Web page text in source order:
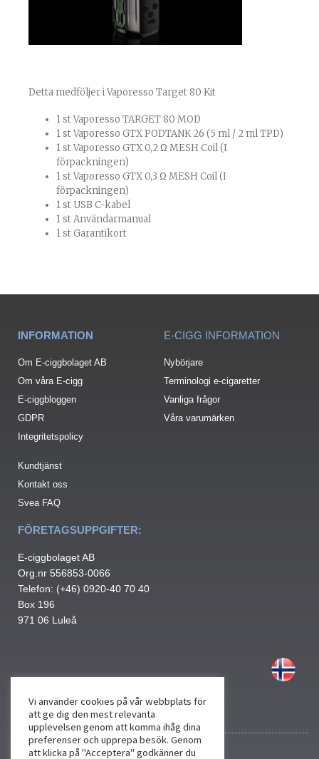
Detta medföljer i Vaporesso Target 80 Kit
1 st Vaporesso TARGET 80 MOD
1 st Vaporesso GTX PODTANK 26 (5 ml / 2 ml TPD)
1 st Vaporesso GTX 0,2 Ω MESH Coil (I
förpackningen)
1 st Vaporesso GTX 0,3 Ω MESH Coil (I
förpackningen)
1 st USB C-kabel
1 st Användarmanual
1 st Garantikort
INFORMATION
Om E-ciggbolaget AB
Om våra E-cigg
E-ciggbloggen
GDPR
Integritetspolicy
Kundtjänst
Kontakt oss
Svea FAQ
E-CIGG INFORMATION
Nybörjare
Terminologi e-cigaretter
Vanliga frågor
Våra varumärken
FÖRETAGSUPPGIFTER:
E-ciggbolaget AB
Org.nr 556853-0066
Telefon: (+46) 0920-40 70 40
Box 196
971 06 Luleå
Vi använder cookies på vår webbplats för
att ge dig den mest relevanta
upplevelsen genom att komma ihåg dina
preferenser och upprepa besök. Genom
att klicka på "Acceptera" godkänner du